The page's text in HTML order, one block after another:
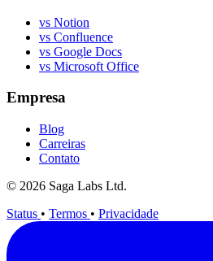
vs Notion
vs Confluence
vs Google Docs
vs Microsoft Office
Empresa
Blog
Carreiras
Contato
© 2026 Saga Labs Ltd.
Status • Termos • Privacidade